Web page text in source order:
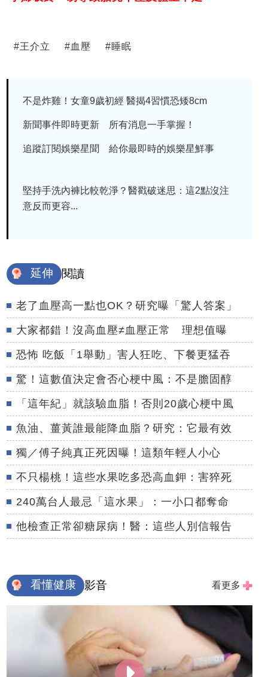
#王介立 #血壓 #睡眠
不是炸雞！女童9歲初經 醫揭4習慣恐矮8cm
新聞事件即時更新 所有消息一手掌握！
追蹤訂閱娛樂星聞 給你最即時的娛樂星鮮事
堅持手洗內褲比較乾淨？醫戳破迷思：這2點沒注
意反而更容...
延伸 閱讀
老了血壓高一點也OK？研究曝「驚人答案」
大家都錯！沒高血壓≠血壓正常 理想值曝
恐怖 吃飯「1舉動」害人狂吃、下餐更猛吞
驚！這數值決定會否心梗中風：不是膽固醇
「這年紀」就該驗血脂！否則20歲心梗中風
魚油、薑黃誰最能降血脂？研究：它最有效
獨／傅子純真正死因曝！這類年輕人小心
不只楊桃！這些水果吃多恐高血鉀：害猝死
240萬台人最忌「這水果」：一小口都奪命
他檢查正常卻糖尿病！醫：這些人別信報告
看懂健康 影音 看更多